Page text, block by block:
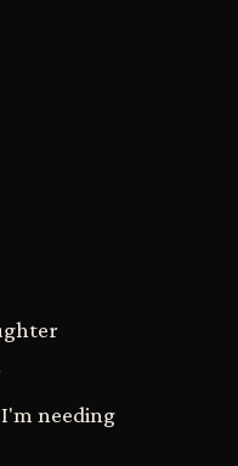
needing